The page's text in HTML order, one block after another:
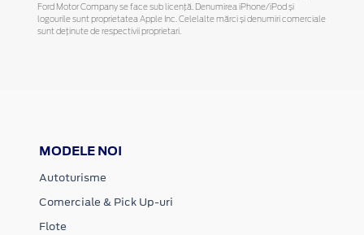
Ford Motor Company se face sub licență. Denumirea iPhone/iPod și
logourile sunt proprietatea Apple Inc. Celelalte mărci și denumiri comerciale
sunt deținute de respectivii proprietari.
MODELE NOI
Autoturisme
Comerciale & Pick Up-uri
Flote